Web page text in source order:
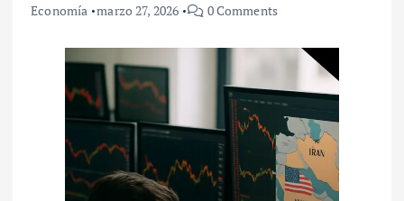
Economía marzo 27, 2026 0 Comments